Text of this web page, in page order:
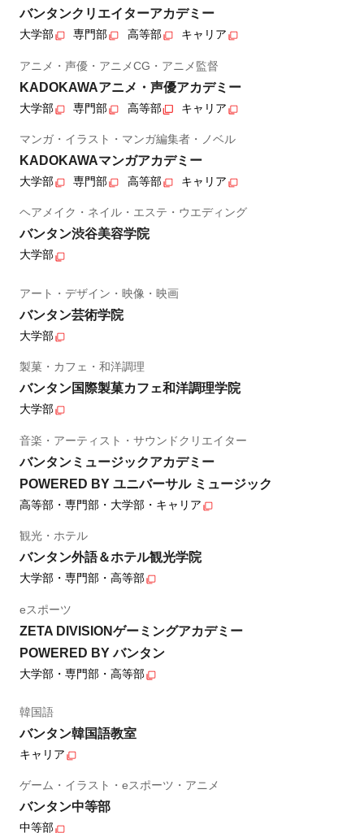
バンタンクリエイターアカデミー
大学部 専門部 高等部 キャリア
アニメ・声優・アニメCG・アニメ監督
KADOKAWAアニメ・声優アカデミー
大学部 専門部 高等部 キャリア
マンガ・イラスト・マンガ編集者・ノベル
KADOKAWAマンガアカデミー
大学部 専門部 高等部 キャリア
ヘアメイク・ネイル・エステ・ウエディング
バンタン渋谷美容学院
大学部
アート・デザイン・映像・映画
バンタン芸術学院
大学部
製菓・カフェ・和洋調理
バンタン国際製菓カフェ和洋調理学院
大学部
音楽・アーティスト・サウンドクリエイター
バンタンミュージックアカデミー
POWERED BY ユニバーサル ミュージック
高等部・専門部・大学部・キャリア
観光・ホテル
バンタン外語＆ホテル観光学院
大学部・専門部・高等部
eスポーツ
ZETA DIVISIONゲーミングアカデミー
POWERED BY バンタン
大学部・専門部・高等部
韓国語
バンタン韓国語教室
キャリア
ゲーム・イラスト・eスポーツ・アニメ
バンタン中等部
中等部